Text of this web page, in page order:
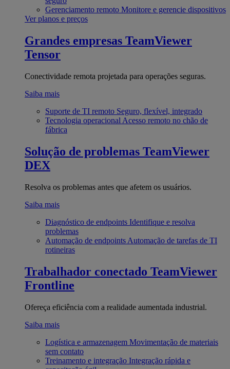
Gerenciamento remoto Monitore e gerencie dispositivos
Ver planos e preços
Grandes empresas TeamViewer
Tensor
Conectividade remota projetada para operações seguras.
Saiba mais
Suporte de TI remoto Seguro, flexível, integrado
Tecnologia operacional Acesso remoto no chão de
fábrica
Solução de problemas TeamViewer
DEX
Resolva os problemas antes que afetem os usuários.
Saiba mais
Diagnóstico de endpoints Identifique e resolva
problemas
Automação de endpoints Automação de tarefas de TI
rotineiras
Trabalhador conectado TeamViewer
Frontline
Ofereça eficiência com a realidade aumentada industrial.
Saiba mais
Logística e armazenagem Movimentação de materiais
sem contato
Treinamento e integração Integração rápida e